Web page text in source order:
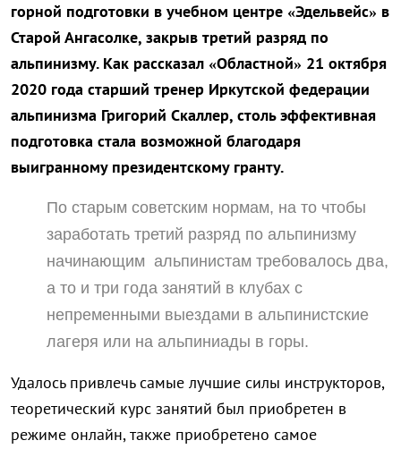
горной подготовки в учебном центре «Эдельвейс» в
Старой Ангасолке, закрыв третий разряд по
альпинизму. Как рассказал «Областной» 21 октября
2020 года старший тренер Иркутской федерации
альпинизма Григорий Скаллер, столь эффективная
подготовка стала возможной благодаря
выигранному президентскому гранту.
По старым советским нормам, на то чтобы
заработать третий разряд по альпинизму
начинающим альпинистам требовалось два,
а то и три года занятий в клубах с
непременными выездами в альпинистские
лагеря или на альпиниады в горы.
Удалось привлечь самые лучшие силы инструкторов,
теоретический курс занятий был приобретен в
режиме онлайн, также приобретено самое